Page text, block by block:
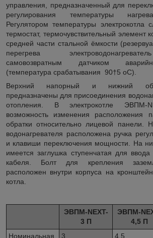
управления, предназначенный для
регулирования температуры
Регулятором температуры элeктрoкoтла
термостат, термочувствительный элемент
средней части стальной ёмкости
перегрева
самовозвратным датчиком
(температура срабатывания 90†5 оС).
Верхний напорный и нижний
предназначены для присоединения
отопления. В электрокотле ЭВПМ-
возможность изменения расположения
обратки относительно лицевой панели.
водонагревателя расположена ручка
и клавиши переключения мощности. На
имеется заглушка ступенчатая для
кабеля. Болт для крепления
расположен внутри корпуса на
котла.
ЭВПМ-NEXT-
3 П
ЭВПМ-
4,5 П
Номинальная
3 4.5